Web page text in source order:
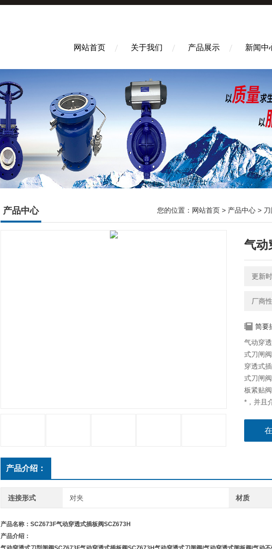
网站首页 关于我们 产品展示 新闻中
产品中心 您的位置： 网站首页 > 产品中心 > 刀
气动
更新
厂商
简要
气动穿
式刀闸
穿透式
式刀闸
板紧贴
*，并且
产品介绍：
连接形式 对夹 材质
产品名称： SCZ673F气动穿透式插板阀SCZ673H
产品介绍：